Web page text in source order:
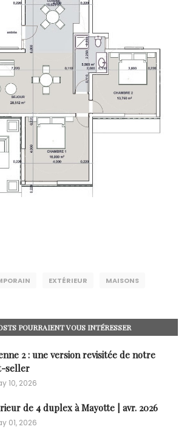
EXTÉRIEUR MAISONS
POURRAIENT VOUS INTÉRESSER
2 : une version revisitée de notre
seller
10, 2026
de 4 duplex à Mayotte | avr. 2026
01, 2026